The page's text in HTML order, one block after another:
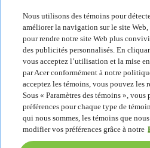
Durabilité
Durabilité
Responsabilité sociale de
Empreinte carbone des produits
Project Humanity
Earthion
Politique de confidentialité
Politique sur les témoins
Avis juridique
Nous utilisons des témoins pour
améliorer la navigation sur le site Web,
pour rendre notre site Web plus
des publicités personnalisés. En
vous acceptez l’utilisation et la mise
par Acer conformément à notre
acceptez les témoins, vous pouvez les
Sous « Paramètres des témoins », vous
préférences pour chaque type de
qui nous sommes, les témoins que
modifier vos préférences grâce à notre